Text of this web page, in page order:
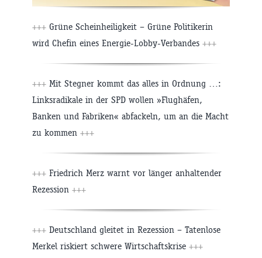
+++ Grüne Scheinheiligkeit – Grüne Politikerin
wird Chefin eines Energie-Lobby-Verbandes +++
+++ Mit Stegner kommt das alles in Ordnung …:
Linksradikale in der SPD wollen »Flughäfen,
Banken und Fabriken« abfackeln, um an die Macht
zu kommen +++
+++ Friedrich Merz warnt vor länger anhaltender
Rezession +++
+++ Deutschland gleitet in Rezession – Tatenlose
Merkel riskiert schwere Wirtschaftskrise +++